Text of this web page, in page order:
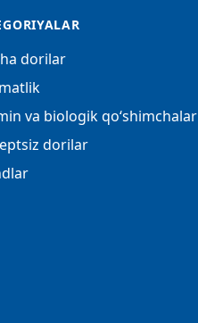
dorilar
va biologik qo‘shimchalar
dorilar